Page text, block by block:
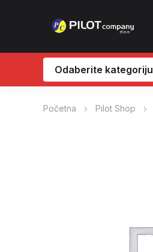
Odaberite kategoriju
Početna Pilot Shop